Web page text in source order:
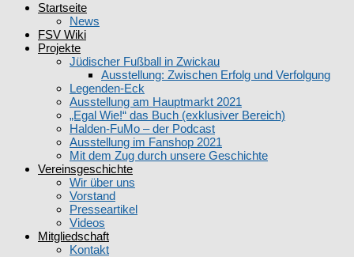
Zwickauer Fussballgeschichten e.V.
Startseite
News
FSV Wiki
Projekte
Jüdischer Fußball in Zwickau
Ausstellung: Zwischen Erfolg und Verfolgung
Legenden-Eck
Ausstellung am Hauptmarkt 2021
„Egal Wie!“ das Buch (exklusiver Bereich)
Halden-FuMo – der Podcast
Ausstellung im Fanshop 2021
Mit dem Zug durch unsere Geschichte
Vereinsgeschichte
Wir über uns
Vorstand
Presseartikel
Videos
Mitgliedschaft
Kontakt